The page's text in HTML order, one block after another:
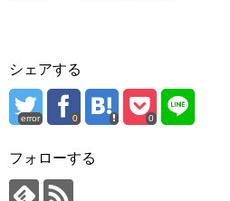
シェアする
error 0 0
フォローする